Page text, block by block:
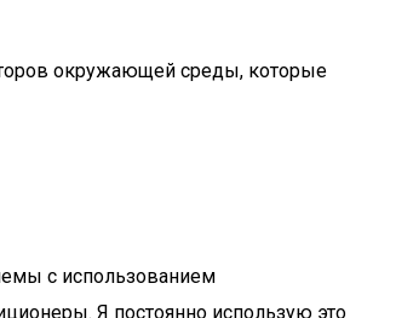
окружающей среды, которые
с использованием
Я постоянно использую это